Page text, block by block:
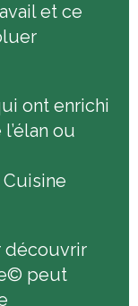
et ce
ont enrichi
ou
découvrir
peut